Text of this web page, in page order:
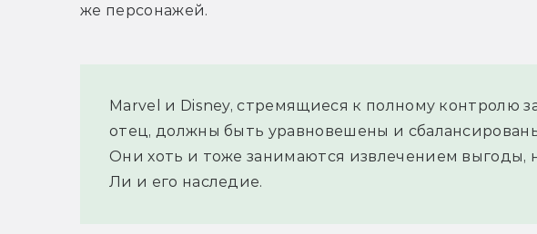
же персонажей.
Marvel и Disney, стремящиеся к полному контролю
отец, должны быть уравновешены и
Они хоть и тоже занимаются извлечением выгоды,
Ли и его наследие.